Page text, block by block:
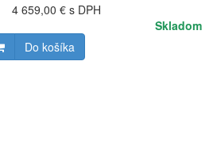
4 659,00 € s DPH
Skladom
Do košíka